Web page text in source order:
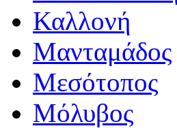
Καλλονή
Μανταμάδος
Μεσότοπος
Μόλυβος